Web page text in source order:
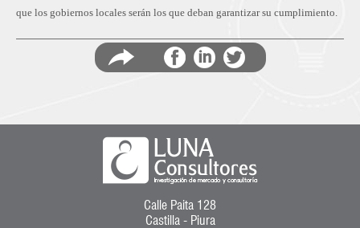
que los gobiernos locales serán los que deban garantizar su cumplimiento.
en en en
Calle Paita 128
Castilla - Piura